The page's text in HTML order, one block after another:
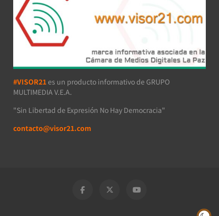
#VISOR21 es un producto informativo de GRUPO
MULTIMEDIA V.E.A.
"Sin Libertad de Expresión No Hay Democracia"
contacto@visor21.com